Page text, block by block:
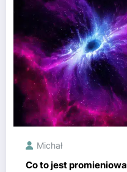
Michał
Co to jest